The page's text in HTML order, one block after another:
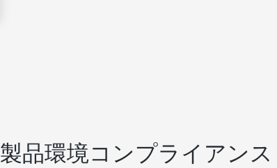
製品環境コンプライアンス